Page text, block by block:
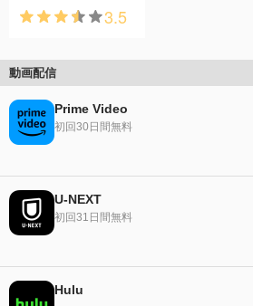
3.5
動画配信
Prime Video
初回30日間無料
U-NEXT
初回31日間無料
Hulu